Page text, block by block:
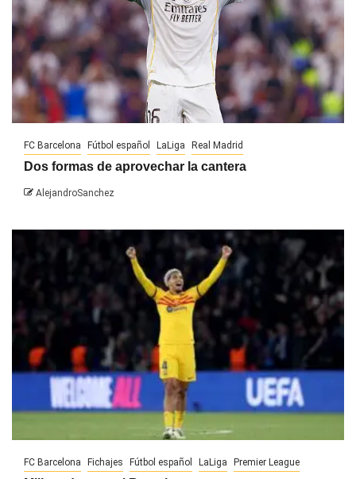
FC Barcelona Fútbol español LaLiga Real Madrid
Dos formas de aprovechar la cantera
AlejandroSanchez
FC Barcelona Fichajes Fútbol español LaLiga Premier League